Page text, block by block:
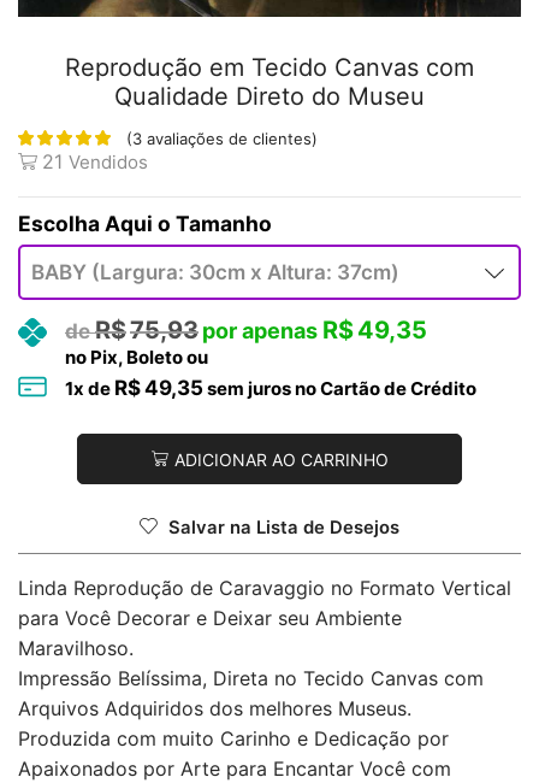
Reprodução em Tecido Canvas com
Qualidade Direto do Museu
(3 avaliações de clientes)
21 Vendidos
Tamanho
R$75,93 R$49,35
no Pix, Boleto ou
1x de R$49,35 sem juros no Cartão de Crédito
ADICIONAR AO CARRINHO
Salvar na Lista de Desejos
Linda Reprodução de Caravaggio no Formato Vertical
para Você Decorar e Deixar seu Ambiente
Maravilhoso.
Impressão Belíssima, Direta no Tecido Canvas com
Arquivos Adquiridos dos melhores Museus.
Produzida com muito Carinho e Dedicação por
Apaixonados por Arte para Encantar Você com